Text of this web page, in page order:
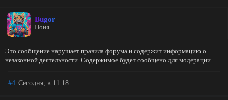
Bugor
Поня
Это сообщение нарушает правила форума и содержит информацию о
незаконной деятельности. Содержимое будет сообщено для модерации.
#4 Сегодня, в 11:18